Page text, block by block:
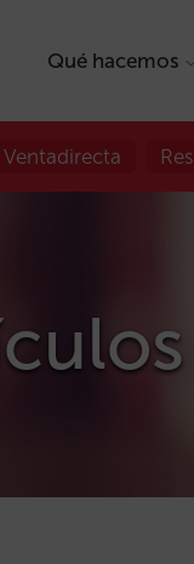
Qué hacemos
Ventadirecta